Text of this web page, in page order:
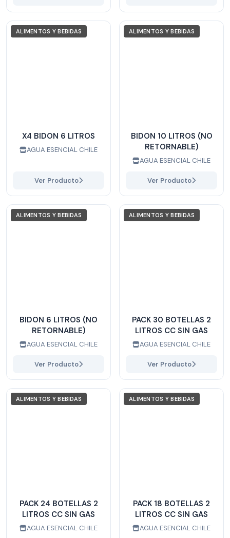
ALIMENTOS Y BEBIDAS
X4 BIDON 6 LITROS
AGUA ESENCIAL CHILE
Ver Producto
ALIMENTOS Y BEBIDAS
BIDON 10 LITROS (NO
RETORNABLE)
AGUA ESENCIAL CHILE
Ver Producto
ALIMENTOS Y BEBIDAS
BIDON 6 LITROS (NO
RETORNABLE)
AGUA ESENCIAL CHILE
Ver Producto
ALIMENTOS Y BEBIDAS
PACK 30 BOTELLAS 2
LITROS CC SIN GAS
AGUA ESENCIAL CHILE
Ver Producto
ALIMENTOS Y BEBIDAS
PACK 24 BOTELLAS 2
LITROS CC SIN GAS
AGUA ESENCIAL CHILE
ALIMENTOS Y BEBIDAS
PACK 18 BOTELLAS 2
LITROS CC SIN GAS
AGUA ESENCIAL CHILE